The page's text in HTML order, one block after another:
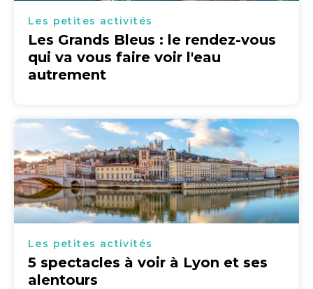
Les petites activités
Les Grands Bleus : le rendez-vous
qui va vous faire voir l'eau
autrement
Les petites activités
5 spectacles à voir à Lyon et ses
alentours